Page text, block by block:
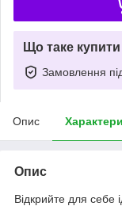
Що таке
Замовлення
Опис
Опис
Відкрийте для себе